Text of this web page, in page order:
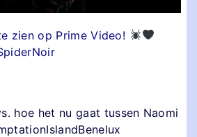
zien op Prime Video!
hoe het nu gaat tussen Naomi